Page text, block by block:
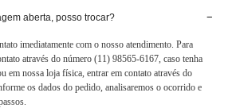
aberta, posso trocar? −
imediatamente com o nosso atendimento. Para
através do número (11) 98565-6167, caso tenha
em nossa loja física, entrar em contato através do
os dados do pedido, analisaremos o ocorrido e